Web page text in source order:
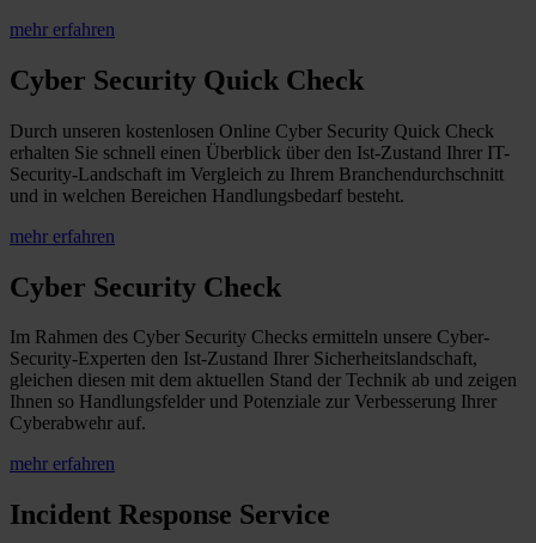
mehr erfahren
Cyber Security Quick Check
Durch unseren kostenlosen Online Cyber Security Quick Check
erhalten Sie schnell einen Überblick über den Ist-Zustand Ihrer IT-
Security-Landschaft im Vergleich zu Ihrem Branchendurchschnitt
und in welchen Bereichen Handlungsbedarf besteht.
mehr erfahren
Cyber Security Check
Im Rahmen des Cyber Security Checks ermitteln unsere Cyber-
Security-Experten den Ist-Zustand Ihrer Sicherheitslandschaft,
gleichen diesen mit dem aktuellen Stand der Technik ab und zeigen
Ihnen so Handlungsfelder und Potenziale zur Verbesserung Ihrer
Cyberabwehr auf.
mehr erfahren
Incident Response Service